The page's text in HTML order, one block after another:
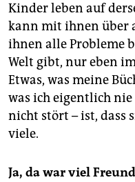
Kinder leben auf
kann mit ihnen über
ihnen alle Probleme
Welt gibt, nur eben
Etwas, was meine
was ich eigentlich
nicht stört – ist, dass
viele.
Ja, da war viel